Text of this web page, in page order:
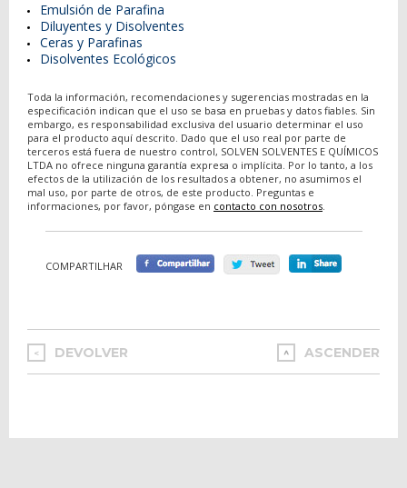
Emulsión de Parafina
Diluyentes y Disolventes
Ceras y Parafinas
Disolventes Ecológicos
Toda la información, recomendaciones y sugerencias mostradas en la
especificación indican que el uso se basa en pruebas y datos fiables. Sin
embargo, es responsabilidad exclusiva del usuario determinar el uso
para el producto aquí descrito. Dado que el uso real por parte de
terceros está fuera de nuestro control, SOLVEN SOLVENTES E QUÍMICOS
LTDA no ofrece ninguna garantía expresa o implícita. Por lo tanto, a los
efectos de la utilización de los resultados a obtener, no asumimos el
mal uso, por parte de otros, de este producto. Preguntas e
informaciones, por favor, póngase en contacto con nosotros.
COMPARTILHAR
< DEVOLVER ASCENDER